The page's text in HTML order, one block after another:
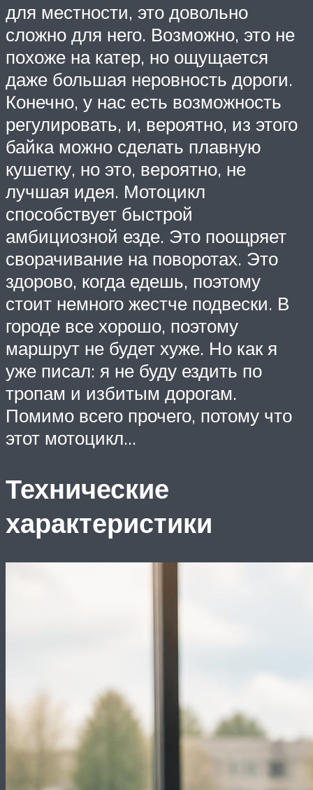
для местности, это довольно
сложно для него. Возможно, это не
похоже на катер, но ощущается
даже большая неровность дороги.
Конечно, у нас есть возможность
регулировать, и, вероятно, из этого
байка можно сделать плавную
кушетку, но это, вероятно, не
лучшая идея. Мотоцикл
способствует быстрой
амбициозной езде. Это поощряет
сворачивание на поворотах. Это
здорово, когда едешь, поэтому
стоит немного жестче подвески. В
городе все хорошо, поэтому
маршрут не будет хуже. Но как я
уже писал: я не буду ездить по
тропам и избитым дорогам.
Помимо всего прочего, потому что
этот мотоцикл…
Технические
характеристики